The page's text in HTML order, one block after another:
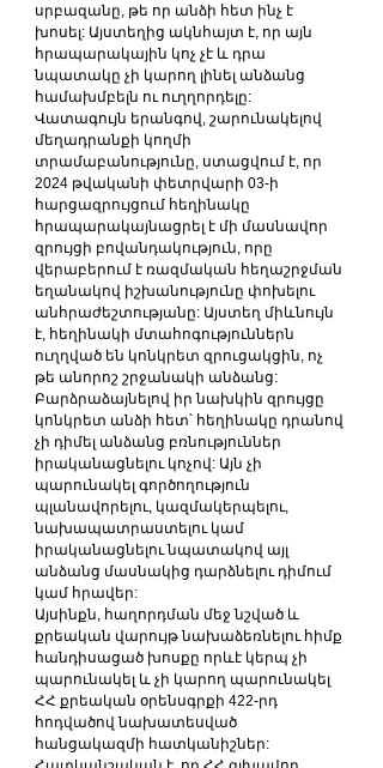
սրբազանը, թե որ անձի հետ ինչ է
խոսել: Այստեղից ակնհայտ է, որ այն
հրապարակային կոչ չէ և դրա
նպատակը չի կարող լինել անձանց
համախմբելն ու ուղղորդելը:
Վատագույն երանգով, շարունակելով
մեղադրանքի կողմի
տրամաբանությունը, ստացվում է, որ
2024 թվականի փետրվարի 03-ի
հարցազրույցում հեղինակը
հրապարակայնացրել է մի մասնավոր
զրույցի բովանդակություն, որը
վերաբերում է ռազմական հեղաշրջման
եղանակով իշխանությունը փոխելու
անհրաժեշտությանը: Այստեղ միևնույն
է, հեղինակի մտահոգություններն
ուղղված են կոնկրետ զրուցակցին, ոչ
թե անորոշ շրջանակի անձանց:
Բարձրաձայնելով իր նախկին զրույցը
կոնկրետ անձի հետ՝ հեղինակը դրանով
չի դիմել անձանց բռնություններ
իրականացնելու կոչով: Այն չի
պարունակել գործողություն
պլանավորելու, կազմակերպելու,
նախապատրաստելու կամ
իրականացնելու նպատակով այլ
անձանց մասնակից դարձնելու դիմում
կամ հրավեր:
Այսինքն, հաղորդման մեջ նշված և
քրեական վարույթ նախաձեռնելու հիմք
հանդիսացած խոսքը որևէ կերպ չի
պարունակել և չի կարող պարունակել
ՀՀ քրեական օրենսգրքի 422-րդ
հոդվածով նախատեսված
հանցակազմի հատկանիշներ: